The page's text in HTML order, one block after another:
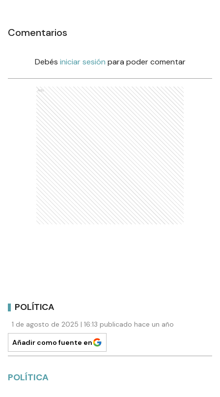
Comentarios
Debés iniciar sesión para poder comentar
Ads
POLÍTICA
1 de agosto de 2025 | 16:13 publicado hace un año
Añadir como fuente en
POLÍTICA